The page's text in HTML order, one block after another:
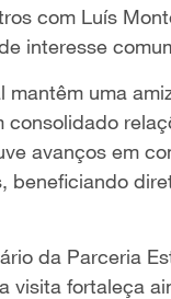
com Luís
interesse
uma
avanços em
da Parceria
visita fortaleça